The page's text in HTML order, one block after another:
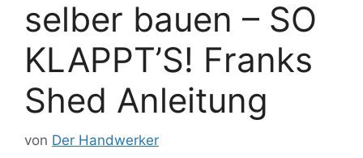
selber bauen – SO
KLAPPT’S! Franks
Shed Anleitung
von Der Handwerker